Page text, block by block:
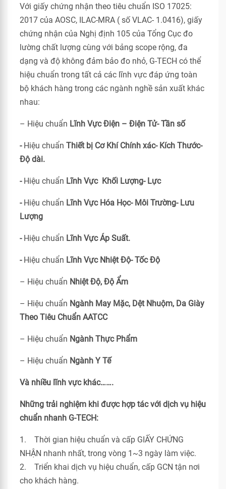
Với giấy chứng nhận theo tiêu chuẩn ISO 17025:
2017 của AOSC, ILAC-MRA ( số VLAC- 1.0416), giấy
chứng nhận của Nghị định 105 của Tổng Cục đo
lường chất lượng cùng với bảng scope rộng, đa
dạng và độ không đảm bảo đo nhỏ, G-TECH có thể
hiệu chuẩn trong tất cả các lĩnh vực đáp ứng toàn
bộ khách hàng trong các ngành nghề sản xuất khác
nhau:
– Hiệu chuẩn Lĩnh Vực Điện – Điện Tử- Tần số
- Hiệu chuẩn Thiết bị Cơ Khí Chính xác- Kích Thước-
Độ dài.
- Hiệu chuẩn Lĩnh Vực Khối Lượng- Lực
- Hiệu chuẩn Lĩnh Vực Hóa Học- Môi Trường- Lưu
Lượng
- Hiệu chuẩn Lĩnh Vực Áp Suất.
-Hiệu chuẩn Lĩnh Vực Nhiệt Độ- Tốc Độ
– Hiệu chuẩn Nhiệt Độ, Độ Ẩm
– Hiệu chuẩn Ngành May Mặc, Dệt Nhuộm, Da Giày
Theo Tiêu Chuẩn AATCC
– Hiệu chuẩn Ngành Thực Phẩm
– Hiệu chuẩn Ngành Y Tế
Và nhiều lĩnh vực khác…….
Những trải nghiệm khi được hợp tác với dịch vụ hiệu
chuẩn nhanh G-TECH:
1. Thời gian hiệu chuẩn và cấp GIẤY CHỨNG
NHẬN nhanh nhất, trong vòng 1~3 ngày làm việc.
2. Triển khai dịch vụ hiệu chuẩn, cấp GCN tận nơi
cho khách hàng.